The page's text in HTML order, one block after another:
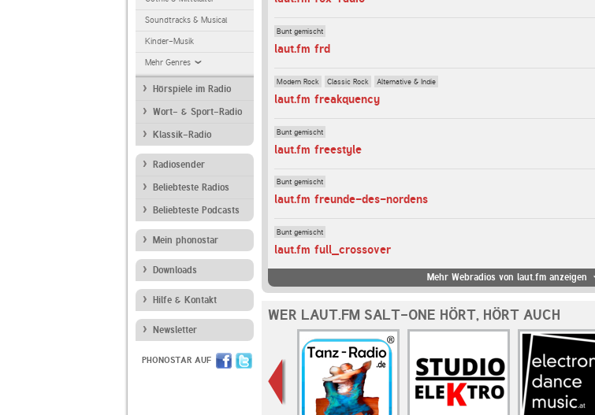
Soundtracks & Musical
Kinder-Musik
Mehr Genres
Hörspiele im Radio
Wort- & Sport-Radio
Klassik-Radio
Radiosender
Beliebteste Radios
Beliebteste Podcasts
Mein phonostar
Downloads
Hilfe & Kontakt
Newsletter
PHONOSTAR AUF
Bunt gemischt
laut.fm frd
Modern Rock Classic Rock Alternative & Indie
laut.fm freakquency
Bunt gemischt
laut.fm freestyle
Bunt gemischt
laut.fm freunde-des-nordens
Bunt gemischt
laut.fm full_crossover
Mehr Webradios von laut.fm anzeigen
WER LAUT.FM SALT-ONE HÖRT, HÖRT AUCH